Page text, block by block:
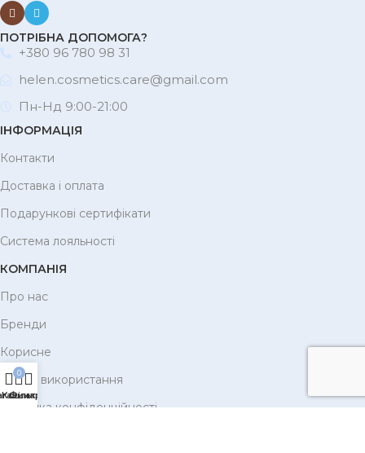
ПОТРІБНА ДОПОМОГА?
+380 96 780 98 31
helen.cosmetics.care@gmail.com
Пн-Нд 9:00-21:00
ІНФОРМАЦІЯ
Контакти
Доставка і оплата
Подарункові сертифікати
Система лояльності
КОМПАНІЯ
Про нас
Бренди
Корисне
Умови використання
Політика конфіденційності
0
Кошик
Фільтри